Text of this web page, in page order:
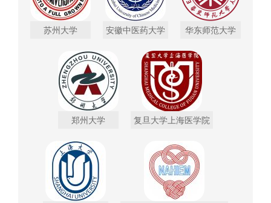
苏州大学 安徽中医药大学 华东师范大学
郑州大学 复旦大学上海医学院